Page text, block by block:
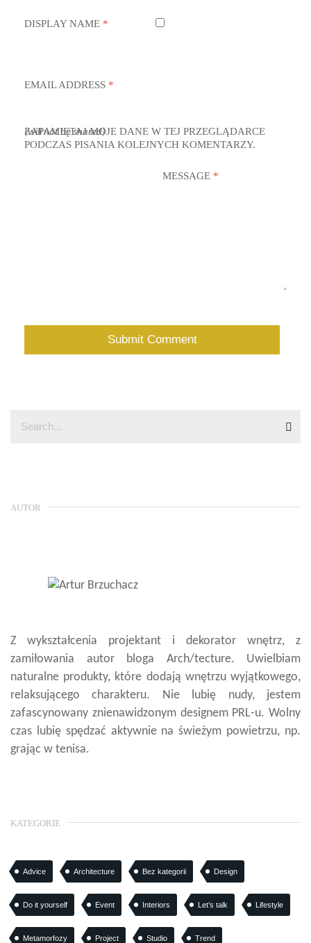
DISPLAY NAME *
EMAIL ADDRESS *
(will not be shared)
ZAPAMIĘTAJ MOJE DANE W TEJ PRZEGLĄDARCE
PODCZAS PISANIA KOLEJNYCH KOMENTARZY.
MESSAGE *
AUTOR
Z wykształcenia projektant i dekorator wnętrz, z
zamiłowania autor bloga Arch/tecture. Uwielbiam
naturalne produkty, które dodają wnętrzu wyjątkowego,
relaksującego charakteru. Nie lubię nudy, jestem
zafascynowany znienawidzonym designem PRL-u. Wolny
czas lubię spędzać aktywnie na świeżym powietrzu, np.
grając w tenisa.
KATEGORIE
Advice Architecture Bez kategorii Design
Do it yourself Event Interiors Let’s talk Lifestyle
Metamorfozy Project Studio Trend